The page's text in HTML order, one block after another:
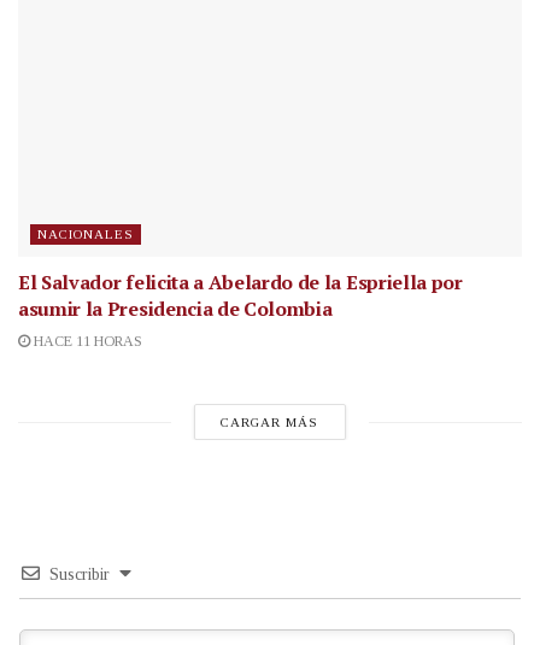
NACIONALES
El Salvador felicita a Abelardo de la Espriella por
asumir la Presidencia de Colombia
HACE 11 HORAS
CARGAR MÁS
Suscribir